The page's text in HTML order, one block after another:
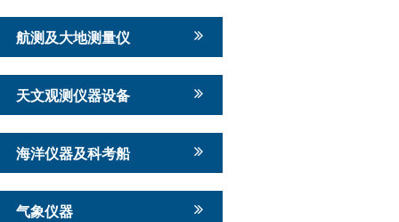
航测及大地测量仪
天文观测仪器设备
海洋仪器及科考船
气象仪器